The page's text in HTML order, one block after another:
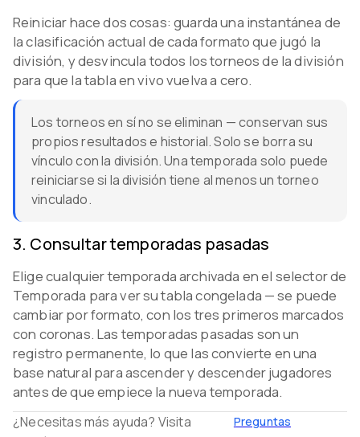
Reiniciar hace dos cosas: guarda una instantánea de
la clasificación actual de cada formato que jugó la
división, y desvincula todos los torneos de la división
para que la tabla en vivo vuelva a cero.
Los torneos en sí no se eliminan — conservan sus
propios resultados e historial. Solo se borra su
vínculo con la división. Una temporada solo puede
reiniciarse si la división tiene al menos un torneo
vinculado.
3. Consultar temporadas pasadas
Elige cualquier temporada archivada en el selector de
Temporada para ver su tabla congelada — se puede
cambiar por formato, con los tres primeros marcados
con coronas. Las temporadas pasadas son un
registro permanente, lo que las convierte en una
base natural para ascender y descender jugadores
antes de que empiece la nueva temporada.
¿Necesitas más ayuda? Visita
Preguntas